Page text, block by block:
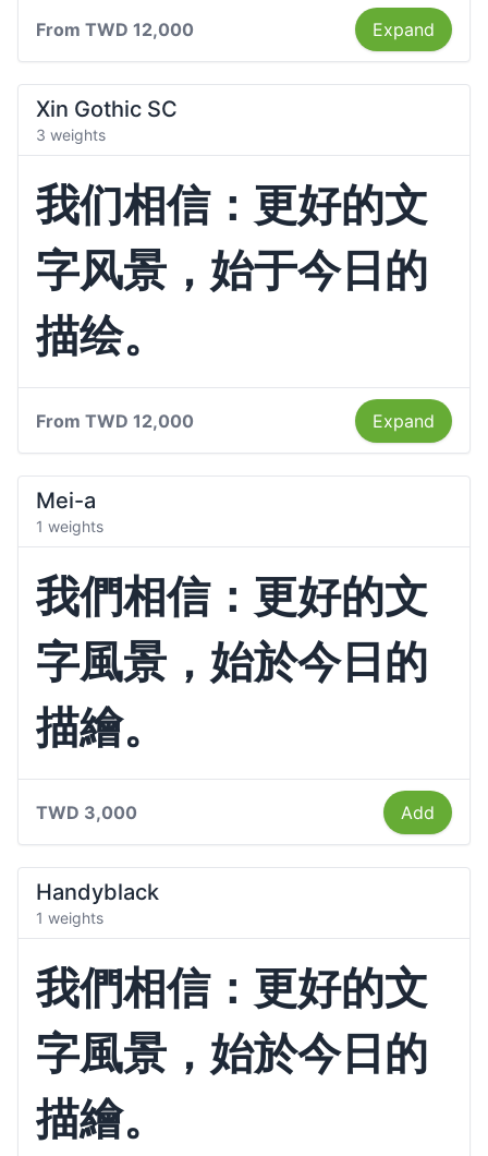
From TWD 12,000 Expand
Xin Gothic SC
3 weights
我们相信：更好的文
字风景，始于今日的
描绘。
From TWD 12,000 Expand
Mei-a
1 weights
我們相信：更好的文
字風景，始於今日的
描繪。
TWD 3,000 Add
Handyblack
1 weights
我們相信：更好的文
字風景，始於今日的
描繪。